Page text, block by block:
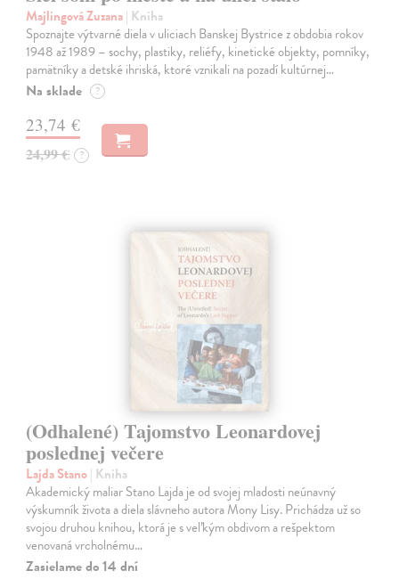
Majlingová Zuzana| Kniha
Spoznajte výtvarné diela v uliciach Banskej Bystrice z obdobia rokov
1948 až 1989 – sochy, plastiky, reliéfy, kinetické objekty, pomníky,
pamätníky a detské ihriská, ktoré vznikali na pozadí kultúrnej…
Na sklade ?
23,74 €
24,99 € ?
(Odhalené) Tajomstvo Leonardovej
poslednej večere
Lajda Stano| Kniha
Akademický maliar Stano Lajda je od svojej mladosti neúnavný
výskumník života a diela slávneho autora Mony Lisy. Prichádza už so
svojou druhou knihou, ktorá je s veľkým obdivom a rešpektom
venovaná vrcholnému…
Zasielame do 14 dní